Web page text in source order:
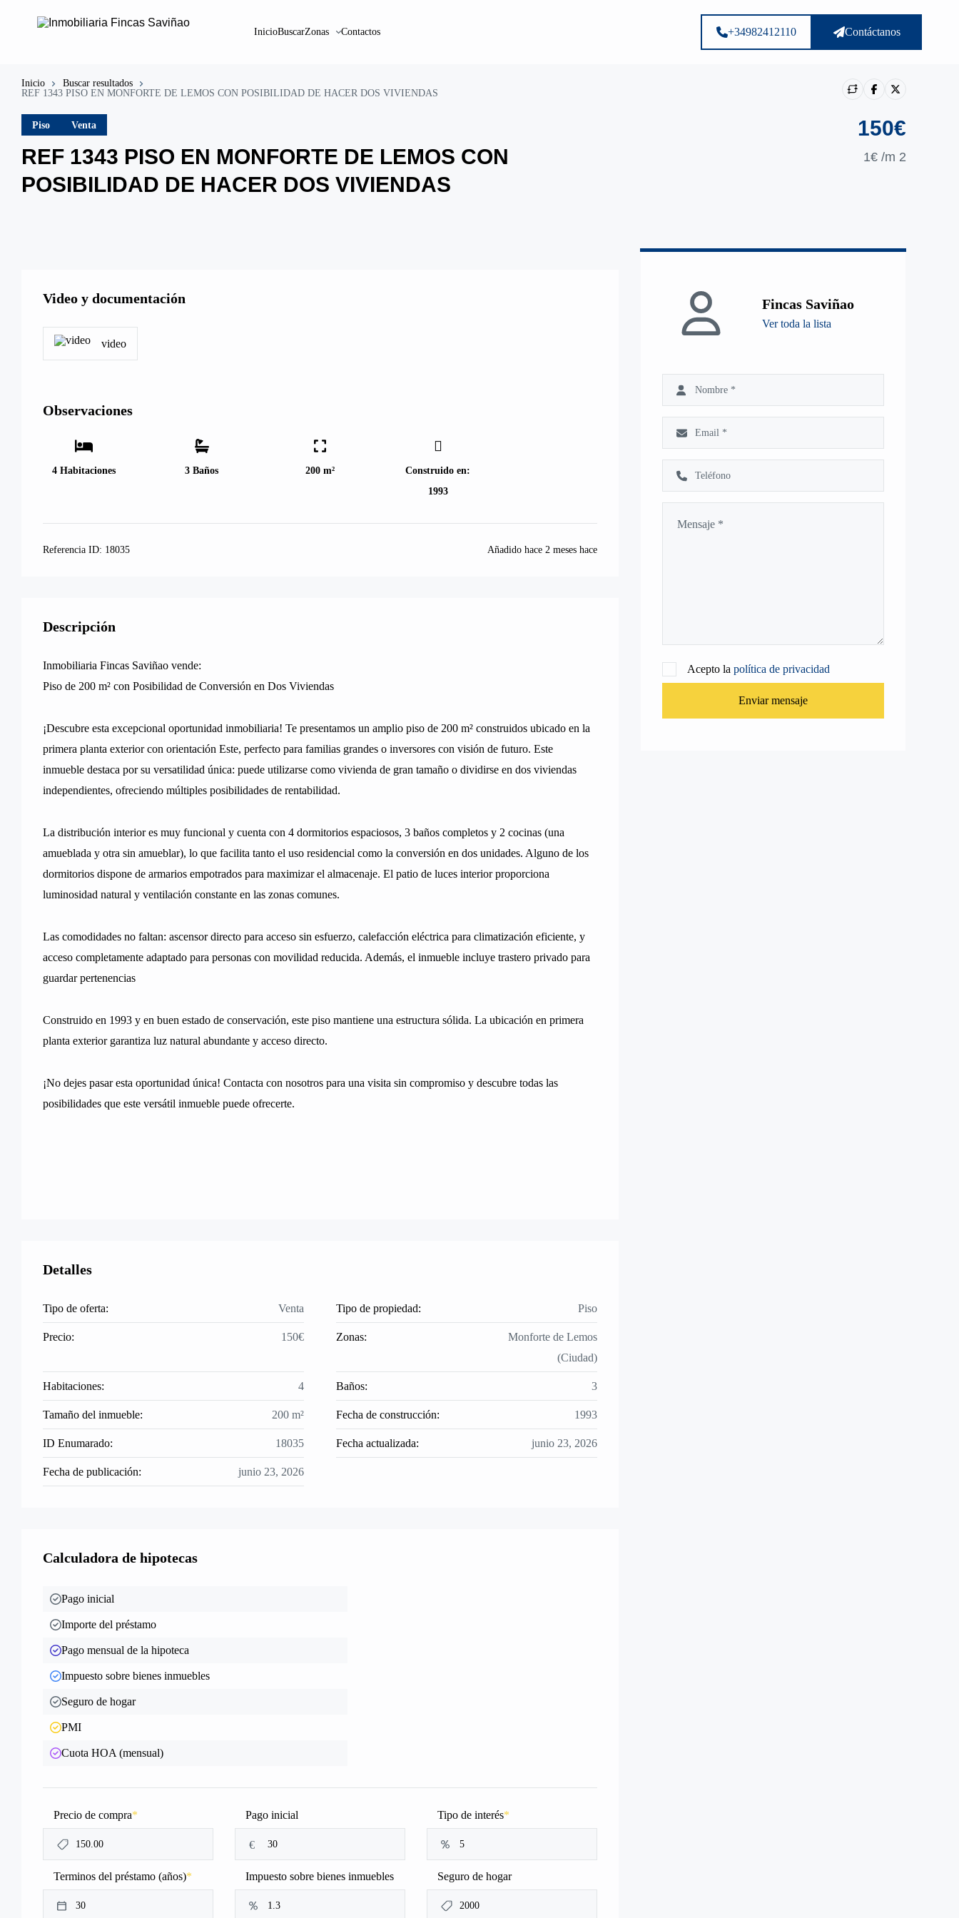
InicioBuscarZonas Contactos +34982412110 Contáctanos
Inicio
Buscar resultados
REF 1343 PISO EN MONFORTE DE LEMOS CON POSIBILIDAD DE HACER DOS VIVIENDAS
Piso Venta
REF 1343 PISO EN MONFORTE DE LEMOS CON
POSIBILIDAD DE HACER DOS VIVIENDAS
150€
1€ /m 2
Video y documentación
video
Observaciones
4 Habitaciones 3 Baños 200 m²
Construido en:
1993
Referencia ID: 18035 Añadido hace 2 meses hace
Descripción
Inmobiliaria Fincas Saviñao vende:
Piso de 200 m² con Posibilidad de Conversión en Dos Viviendas
¡Descubre esta excepcional oportunidad inmobiliaria! Te presentamos un amplio piso de 200 m² construidos ubicado en la
primera planta exterior con orientación Este, perfecto para familias grandes o inversores con visión de futuro. Este
inmueble destaca por su versatilidad única: puede utilizarse como vivienda de gran tamaño o dividirse en dos viviendas
independientes, ofreciendo múltiples posibilidades de rentabilidad.
La distribución interior es muy funcional y cuenta con 4 dormitorios espaciosos, 3 baños completos y 2 cocinas (una
amueblada y otra sin amueblar), lo que facilita tanto el uso residencial como la conversión en dos unidades. Alguno de los
dormitorios dispone de armarios empotrados para maximizar el almacenaje. El patio de luces interior proporciona
luminosidad natural y ventilación constante en las zonas comunes.
Las comodidades no faltan: ascensor directo para acceso sin esfuerzo, calefacción eléctrica para climatización eficiente, y
acceso completamente adaptado para personas con movilidad reducida. Además, el inmueble incluye trastero privado para
guardar pertenencias
Construido en 1993 y en buen estado de conservación, este piso mantiene una estructura sólida. La ubicación en primera
planta exterior garantiza luz natural abundante y acceso directo.
¡No dejes pasar esta oportunidad única! Contacta con nosotros para una visita sin compromiso y descubre todas las
posibilidades que este versátil inmueble puede ofrecerte.
Detalles
Tipo de oferta: Venta Tipo de propiedad: Piso
Precio: 150€ Zonas:
Monforte de Lemos
(Ciudad)
Habitaciones: 4 Baños: 3
Tamaño del inmueble: 200 m² Fecha de construcción: 1993
ID Enumarado: 18035 Fecha actualizada: junio 23, 2026
Fecha de publicación: junio 23, 2026
Calculadora de hipotecas
Pago inicial
Importe del préstamo
Pago mensual de la hipoteca
Impuesto sobre bienes inmuebles
Seguro de hogar
PMI
Cuota HOA (mensual)
Precio de compra* Pago inicial
€
Tipo de interés*
Terminos del préstamo (años)* Impuesto sobre bienes inmuebles Seguro de hogar
Fincas Saviñao
Ver toda la lista
Acepto la política de privacidad
Enviar mensaje